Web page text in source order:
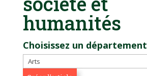
humanités
Choisissez un département